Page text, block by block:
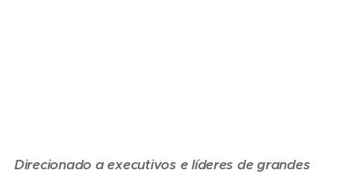
Direcionado a executivos e líderes de grandes